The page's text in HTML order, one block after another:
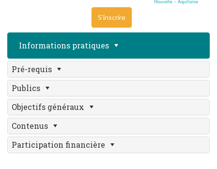
S'inscrire
Informations pratiques
Pré-requis
Publics
Objectifs généraux
Contenus
Participation financière